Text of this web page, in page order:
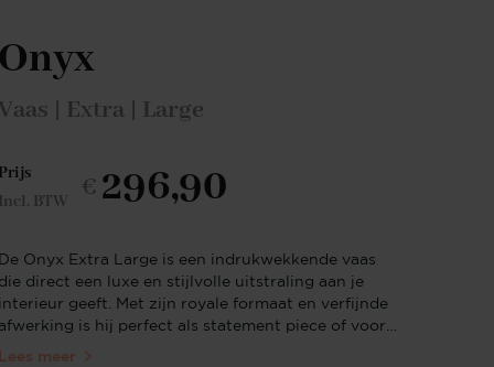
Onyx
Vaas | Extra | Large
Prijs
Incl. BTW
€ 296,90
De Onyx Extra Large is een indrukwekkende vaas
die direct een luxe en stijlvolle uitstraling aan je
interieur geeft. Met zijn royale formaat en verfijnde
afwerking is hij perfect als statement piece of voor
een groot, weelderig boeket. Dankzij het tijdloze
Lees meer